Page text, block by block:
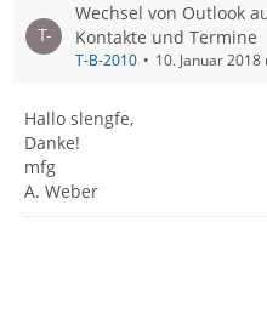
Wechsel von Outlook
Kontakte und Termine
T-B-2010 10. Januar
Hallo slengfe,
Danke!
mfg
A. Weber